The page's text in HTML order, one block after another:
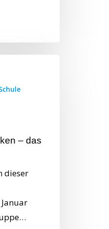
– das
dieser